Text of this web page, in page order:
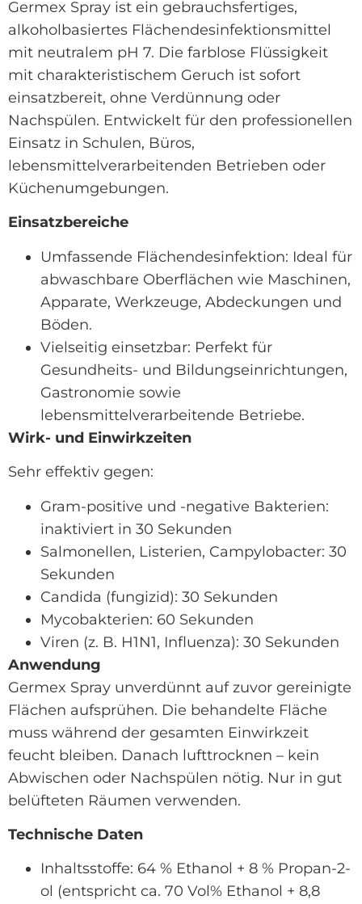
Germex Spray ist ein gebrauchsfertiges,
alkoholbasiertes Flächendesinfektionsmittel
mit neutralem pH 7. Die farblose Flüssigkeit
mit charakteristischem Geruch ist sofort
einsatzbereit, ohne Verdünnung oder
Nachspülen. Entwickelt für den professionellen
Einsatz in Schulen, Büros,
lebensmittelverarbeitenden Betrieben oder
Küchenumgebungen.
Einsatzbereiche
Umfassende Flächendesinfektion: Ideal für
abwaschbare Oberflächen wie Maschinen,
Apparate, Werkzeuge, Abdeckungen und
Böden.
Vielseitig einsetzbar: Perfekt für
Gesundheits- und Bildungseinrichtungen,
Gastronomie sowie
lebensmittelverarbeitende Betriebe.
Wirk- und Einwirkzeiten
Sehr effektiv gegen:
Gram-positive und -negative Bakterien:
inaktiviert in 30 Sekunden
Salmonellen, Listerien, Campylobacter: 30
Sekunden
Candida (fungizid): 30 Sekunden
Mycobakterien: 60 Sekunden
Viren (z. B. H1N1, Influenza): 30 Sekunden
Anwendung
Germex Spray unverdünnt auf zuvor gereinigte
Flächen aufsprühen. Die behandelte Fläche
muss während der gesamten Einwirkzeit
feucht bleiben. Danach lufttrocknen – kein
Abwischen oder Nachspülen nötig. Nur in gut
belüfteten Räumen verwenden.
Technische Daten
Inhaltsstoffe: 64 % Ethanol + 8 % Propan-2-
ol (entspricht ca. 70 Vol% Ethanol + 8,8